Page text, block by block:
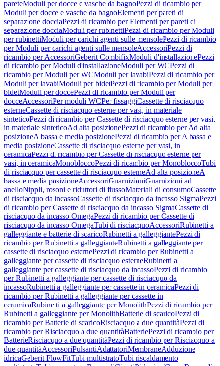
pareteModuli per docce e vasche da bagnoPezzi di ricambio per
Moduli per docce e vasche da bagnoElementi per pareti di
separazione docciaPezzi di ricambio per Elementi per pareti di
separazione docciaModuli per rubinettiPezzi di ricambio per Moduli
per rubinettiModuli per carichi agenti sulle mensolePezzi di ricambio
per Moduli per carichi agenti sulle mensoleAccessoriPezzi di
ricambio per AccessoriGeberit CombifixModuli d'installazionePezzi
di ricambio per Moduli d'installazioneModuli per WCPezzi di
ricambio per Moduli per WCModuli per lavabiPezzi di ricambio per
Moduli per lavabiModuli per bidetPezzi di ricambio per Moduli per
bidetModuli per doccePezzi di ricambio per Moduli per
docceAccessoriPer moduli WCPer fissaggiCassette di risciacquo
esterneCassette di risciacquo esterne per vasi, in materiale
sinteticoPezzi di ricambio per Cassette di risciacquo esterne per vasi,
in materiale sinteticoAd alta posizionePezzi di ricambio per Ad alta
posizioneA bassa e media posizionePezzi di ricambio per A bassa e
media posizioneCassette di risciacquo esterne per vasi, in
ceramicaPezzi di ricambio per Cassette di risciacquo esterne per
vasi, in ceramicaMonobloccoPezzi di ricambio per MonobloccoTubi
di risciacquo per cassette di risciacquo esterneAd alta posizioneA
bassa e media posizioneAccessoriGuarnizioniGuarnizioni ad
anelloNippli, rosoni e riduttori di flussoMateriali di consumoCassette
di risciacquo da incassoCassette di risciacquo da incasso SigmaPezzi
di ricambio per Cassette di risciacquo da incasso SigmaCassette di
risciacquo da incasso OmegaPezzi di ricambio per Cassette di
risciacquo da incasso OmegaTubi di risciacquoAccessoriRubinetti a
galleggiante e batterie di scaricoRubinetti a galleggiantePezzi di
ricambio per Rubinetti a galleggianteRubinetti a galleggiante per
cassette di risciacquo esternePezzi di ricambio per Rubinetti a
galleggiante per cassette di risciacquo esterneRubinetti a
galleggiante per cassette di risciacquo da incassoPezzi di ricambio
per Rubinetti a galleggiante per cassette di risciacquo da
incassoRubinetti a galleggiante per cassette in ceramicaPezzi di
ricambio per Rubinetti a galleggiante per cassette in
ceramicaRubinetti a galleggiante per MonolithPezzi di ricambio per
Rubinetti a galleggiante per MonolithBatterie di scaricoPezzi di
ricambio per Batterie di scaricoRisciacquo a due quantitàPezzi di
ricambio per Risciacquo a due quantitàBatteriePezzi di ricambio per
BatterieRisciacquo a due quantitàPezzi di ricambio per Risciacquo a
due quantitàAccessoriPulsantiAdattatoriMembraneAdduzione
idricaGeberit FlowFitTubi multistratoTubi riscaldamento